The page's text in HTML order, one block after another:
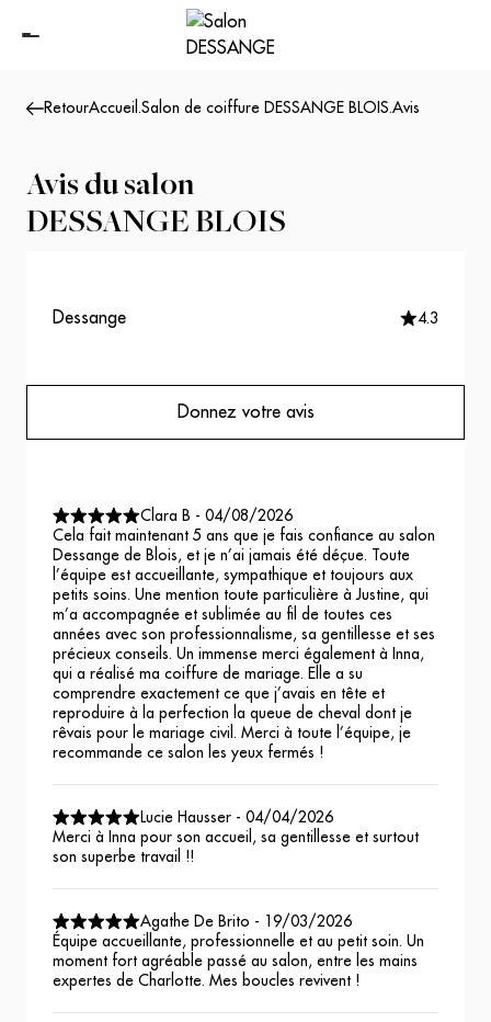
RetourAccueil .Salon de coiffure DESSANGE BLOIS.Avis
Avis du salon
DESSANGE BLOIS
Dessange 4.3
Donnez votre avis
Clara B - 04/08/2026
Cela fait maintenant 5 ans que je fais confiance au salon
Dessange de Blois, et je n’ai jamais été déçue. Toute
l’équipe est accueillante, sympathique et toujours aux
petits soins. Une mention toute particulière à Justine, qui
m’a accompagnée et sublimée au fil de toutes ces
années avec son professionnalisme, sa gentillesse et ses
précieux conseils. Un immense merci également à Inna,
qui a réalisé ma coiffure de mariage. Elle a su
comprendre exactement ce que j’avais en tête et
reproduire à la perfection la queue de cheval dont je
rêvais pour le mariage civil. Merci à toute l’équipe, je
recommande ce salon les yeux fermés !
Lucie Hausser - 04/04/2026
Merci à Inna pour son accueil, sa gentillesse et surtout
son superbe travail !!
Agathe De Brito - 19/03/2026
Équipe accueillante, professionnelle et au petit soin. Un
moment fort agréable passé au salon, entre les mains
expertes de Charlotte. Mes boucles revivent !